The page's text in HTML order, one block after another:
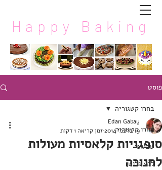
Happy Baking
פוסט
בחרו קטגוריה
טבעוני
ללא גלוטן
בחרו קטגוריה
סופגניות קלאסיות מעולות
לחנוכה
Edan Gabay
19 בדצמ׳ 2014
זמן קריאה 1 דקות